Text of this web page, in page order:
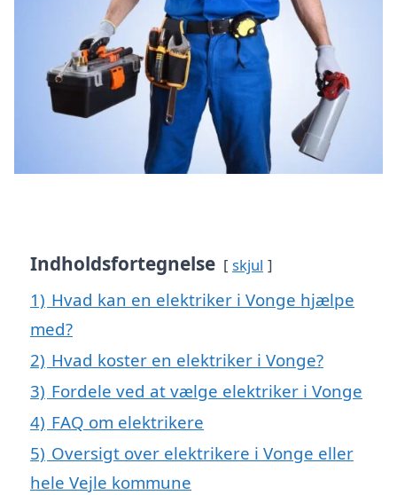
Indholdsfortegnelse skjul
1) Hvad kan en elektriker i Vonge hjælpe
med?
2) Hvad koster en elektriker i Vonge?
3) Fordele ved at vælge elektriker i Vonge
4) FAQ om elektrikere
5) Oversigt over elektrikere i Vonge eller
hele Vejle kommune